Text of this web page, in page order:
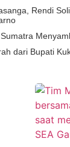
Rendi
dari Bupati